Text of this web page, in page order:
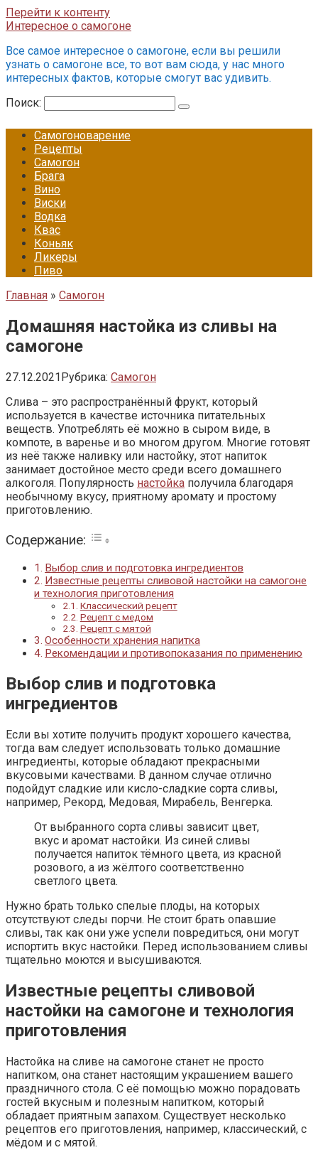
Перейти к контенту
Интересное о самогоне
Все самое интересное о самогоне, если вы решили
узнать о самогоне все, то вот вам сюда, у нас много
интересных фактов, которые смогут вас удивить.
Поиск:
Самогоноварение
Рецепты
Самогон
Брага
Вино
Виски
Водка
Квас
Коньяк
Ликеры
Пиво
Главная » Самогон
Домашняя настойка из сливы на
самогоне
27.12.2021Рубрика: Самогон
Слива – это распространённый фрукт, который
используется в качестве источника питательных
веществ. Употреблять её можно в сыром виде, в
компоте, в варенье и во многом другом. Многие готовят
из неё также наливку или настойку, этот напиток
занимает достойное место среди всего домашнего
алкоголя. Популярность настойка получила благодаря
необычному вкусу, приятному аромату и простому
приготовлению.
Содержание:
Выбор слив и подготовка ингредиентов
Известные рецепты сливовой настойки на самогоне
и технология приготовления
Классический рецепт
Рецепт с медом
Рецепт с мятой
Особенности хранения напитка
Рекомендации и противопоказания по применению
Выбор слив и подготовка
ингредиентов
Если вы хотите получить продукт хорошего качества,
тогда вам следует использовать только домашние
ингредиенты, которые обладают прекрасными
вкусовыми качествами. В данном случае отлично
подойдут сладкие или кисло-сладкие сорта сливы,
например, Рекорд, Медовая, Мирабель, Венгерка.
От выбранного сорта сливы зависит цвет,
вкус и аромат настойки. Из синей сливы
получается напиток тёмного цвета, из красной
розового, а из жёлтого соответственно
светлого цвета.
Нужно брать только спелые плоды, на которых
отсутствуют следы порчи. Не стоит брать опавшие
сливы, так как они уже успели повредиться, они могут
испортить вкус настойки. Перед использованием сливы
тщательно моются и высушиваются.
Известные рецепты сливовой
настойки на самогоне и технология
приготовления
Настойка на сливе на самогоне станет не просто
напитком, она станет настоящим украшением вашего
праздничного стола. С её помощью можно порадовать
гостей вкусным и полезным напитком, который
обладает приятным запахом. Существует несколько
рецептов его приготовления, например, классический, с
мёдом и с мятой.